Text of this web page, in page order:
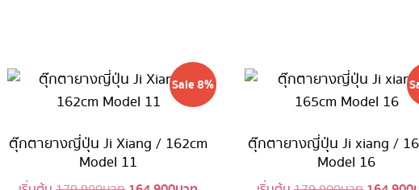
Sale 8%
ตุ๊กตายางญี่ปุ่น Ji Xiang / 162cm
Model 11
ตุ๊กตายางญี่ปุ่น Ji xiang /
Model 16